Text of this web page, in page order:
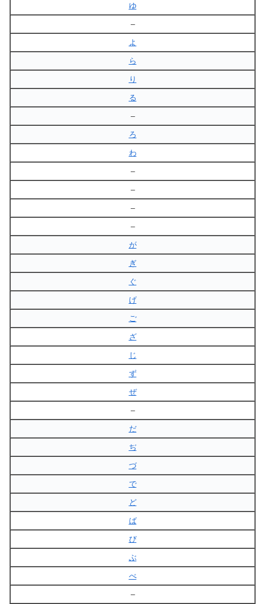
ゆ
–
よ
ら
り
る
–
ろ
わ
–
–
–
–
が
ぎ
ぐ
げ
ご
ざ
じ
ず
ぜ
–
だ
ぢ
づ
で
ど
ば
び
ぶ
べ
–